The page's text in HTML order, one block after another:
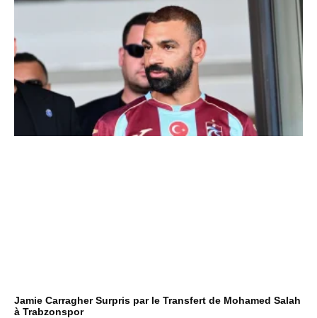
Jamie Carragher Surpris par le Transfert de Mohamed Salah
à Trabzonspor